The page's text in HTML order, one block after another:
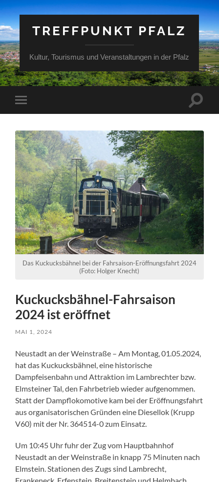
TREFFPUNKT PFALZ
Kultur, Tourismus und Veranstaltungen in der Pfalz
Mobile-
Menü
Das Kuckucksbähnel bei der Fahrsaison-Eröffnungsfahrt 2024
(Foto: Holger Knecht)
Kuckucksbähnel-Fahrsaison
2024 ist eröffnet
MAI 1, 2024
Neustadt an der Weinstraße – Am Montag, 01.05.2024,
hat das Kuckucksbähnel, eine historische
Dampfeisenbahn und Attraktion im Lambrechter bzw.
Elmsteiner Tal, den Fahrbetrieb wieder aufgenommen.
Statt der Dampflokomotive kam bei der Eröffnungsfahrt
aus organisatorischen Gründen eine Diesellok (Krupp
V60) mit der Nr. 364514-0 zum Einsatz.
Um 10:45 Uhr fuhr der Zug vom Hauptbahnhof
Neustadt an der Weinstraße in knapp 75 Minuten nach
Elmstein. Stationen des Zugs sind Lambrecht,